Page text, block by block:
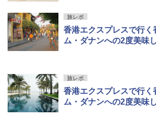
旅レポ
香港エクスプレスで行く
ム・ダナンへの2度美味
旅レポ
香港エクスプレスで行く
ム・ダナンへの2度美味